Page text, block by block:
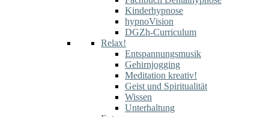
Kinderhypnose
hypnoVision
DGZh-Curriculum
Relax!
Entspannungsmusik
Gehirnjogging
Meditation kreativ!
Geist und Spiritualität
Wissen
Unterhaltung